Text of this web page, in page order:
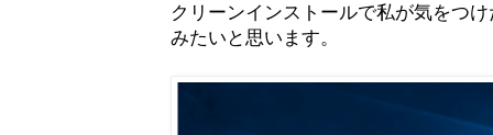
クリーンインストールで私が気をつ
みたいと思います。